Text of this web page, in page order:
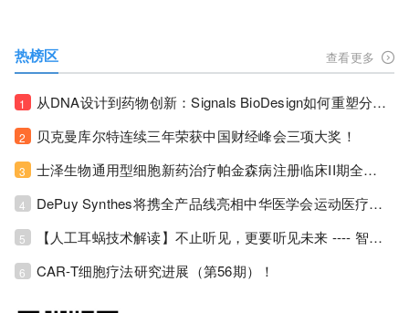
热榜区 查看更多
1 从DNA设计到药物创新：Signals BioDesign如何重塑分子生物学研发生态！
2 贝克曼库尔特连续三年荣获中国财经峰会三项大奖！
3 士泽生物通用型细胞新药治疗帕金森病注册临床II期全部入组完成！
4 DePuy Synthes将携全产品线亮相中华医学会运动医疗分会大会，加码布局中国运动医学创新赛道！
5 【人工耳蜗技术解读】不止听见，更要听见未来 ---- 智能耳蜗，开启人工耳蜗技术新纪元！
6 CAR-T细胞疗法研究进展（第56期）！